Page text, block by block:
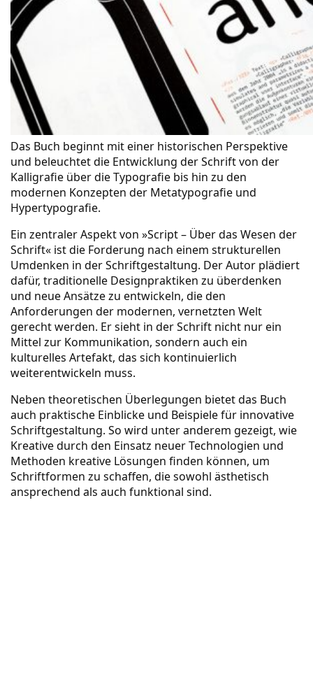
Das Buch beginnt mit einer historischen Perspektive
und beleuchtet die Entwicklung der Schrift von der
Kalligrafie über die Typografie bis hin zu den
modernen Konzepten der Metatypografie und
Hypertypografie.
Ein zentraler Aspekt von »Script – Über das Wesen der
Schrift« ist die Forderung nach einem strukturellen
Umdenken in der Schriftgestaltung. Der Autor plädiert
dafür, traditionelle Designpraktiken zu überdenken
und neue Ansätze zu entwickeln, die den
Anforderungen der modernen, vernetzten Welt
gerecht werden. Er sieht in der Schrift nicht nur ein
Mittel zur Kommunikation, sondern auch ein
kulturelles Artefakt, das sich kontinuierlich
weiterentwickeln muss.
Neben theoretischen Überlegungen bietet das Buch
auch praktische Einblicke und Beispiele für innovative
Schriftgestaltung. So wird unter anderem gezeigt, wie
Kreative durch den Einsatz neuer Technologien und
Methoden kreative Lösungen finden können, um
Schriftformen zu schaffen, die sowohl ästhetisch
ansprechend als auch funktional sind.